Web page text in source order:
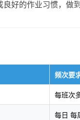
好的作业习惯，做到
频次要
每班次
每日 每